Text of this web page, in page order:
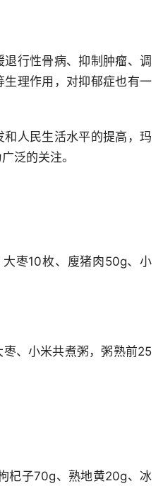
行性骨病、抑制肿瘤、调
理作用，对抑郁症也有一
人民生活水平的提高，玛
泛的关注。
枣10枚、廋猪肉50g、小
、小米共煮粥，粥熟前25
杞子70g、熟地黄20g、冰